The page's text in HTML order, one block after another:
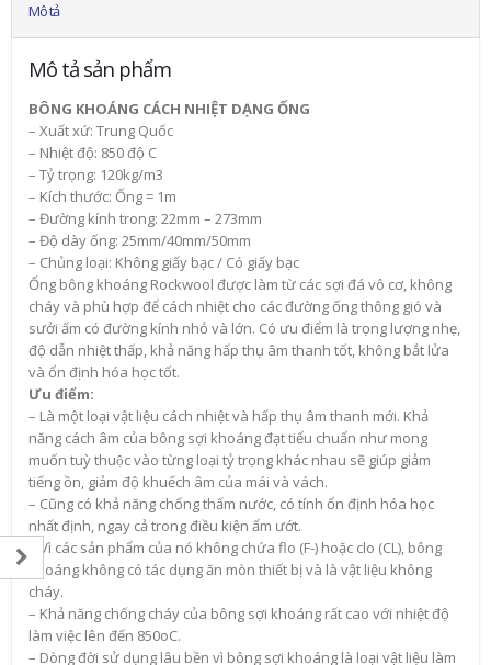
Mô tả
Mô tả sản phẩm
BÔNG KHOÁNG CÁCH NHIỆT DẠNG ỐNG
– Xuất xứ: Trung Quốc
– Nhiệt độ: 850 độ C
– Tỷ trọng: 120kg/m3
– Kích thước: Ống = 1m
– Đường kính trong: 22mm – 273mm
– Độ dày ống: 25mm/40mm/50mm
– Chủng loại: Không giấy bạc / Có giấy bạc
Ống bông khoáng Rockwool được làm từ các sợi đá vô cơ, không
cháy và phù hợp để cách nhiệt cho các đường ống thông gió và
sưởi ấm có đường kính nhỏ và lớn. Có ưu điểm là trọng lượng nhẹ,
độ dẫn nhiệt thấp, khả năng hấp thụ âm thanh tốt, không bắt lửa
và ổn định hóa học tốt.
Ưu điểm:
– Là một loại vật liệu cách nhiệt và hấp thụ âm thanh mới. Khả
năng cách âm của bông sợi khoáng đạt tiểu chuẩn như mong
muốn tuỳ thuộc vào từng loại tỷ trọng khác nhau sẽ giúp giảm
tiếng ồn, giảm độ khuếch âm của mái và vách.
– Cũng có khả năng chống thấm nước, có tính ổn định hóa học
nhất định, ngay cả trong điều kiện ẩm ướt.
– Vì các sản phẩm của nó không chứa flo (F-) hoặc clo (CL), bông
khoáng không có tác dụng ăn mòn thiết bị và là vật liệu không
cháy.
– Khả năng chống cháy của bông sợi khoáng rất cao với nhiệt độ
làm việc lên đến 850oC.
– Dòng đời sử dụng lâu bền vì bông sợi khoáng là loại vật liệu làm